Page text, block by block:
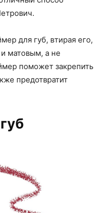
для губ, втирая его,
матовым, а не
поможет закрепить
предотвратит